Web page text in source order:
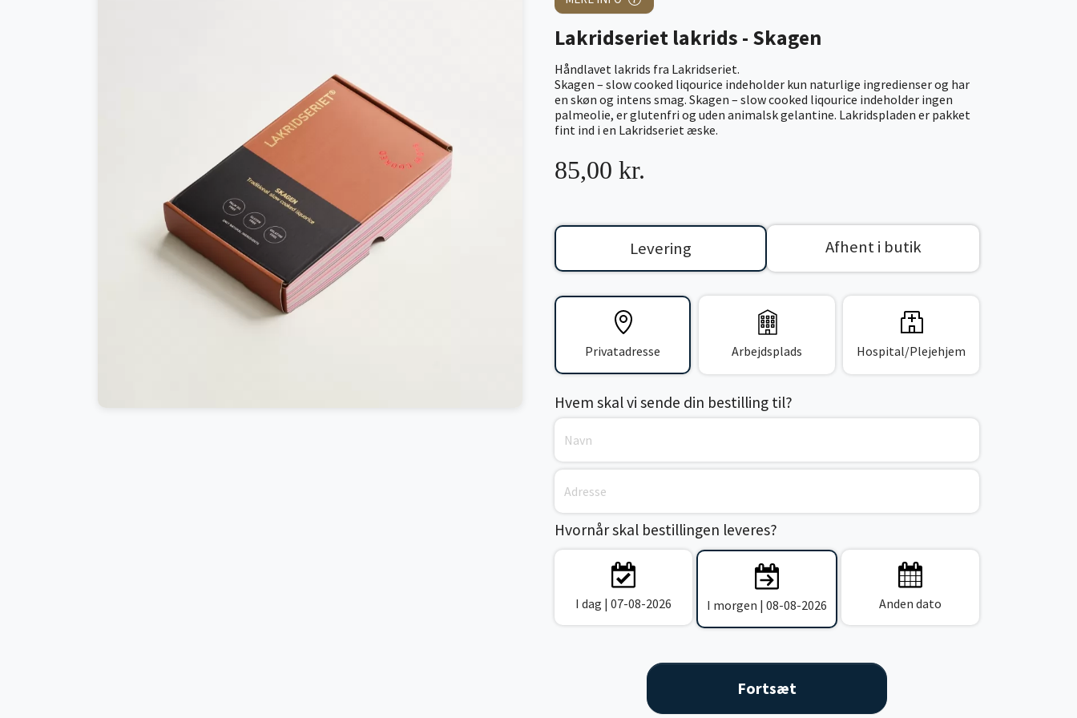
Lakridseriet lakrids - Skagen
Håndlavet lakrids fra Lakridseriet.
Skagen – slow cooked liqourice indeholder kun naturlige ingredienser og har
en skøn og intens smag. Skagen – slow cooked liqourice indeholder ingen
palmeolie, er glutenfri og uden animalsk gelantine. Lakridspladen er pakket
fint ind i en Lakridseriet æske.
85,00 kr.
Levering Afhent i butik
Privatadresse Arbejdsplads Hospital/Plejehjem
Hvem skal vi sende din bestilling til?
Hvornår skal bestillingen leveres?
I dag | 07-08-2026 I morgen | 08-08-2026 Anden dato